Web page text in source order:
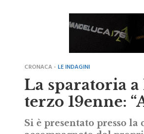
La sparatoria
terzo 19enne:
Si è presentato presso